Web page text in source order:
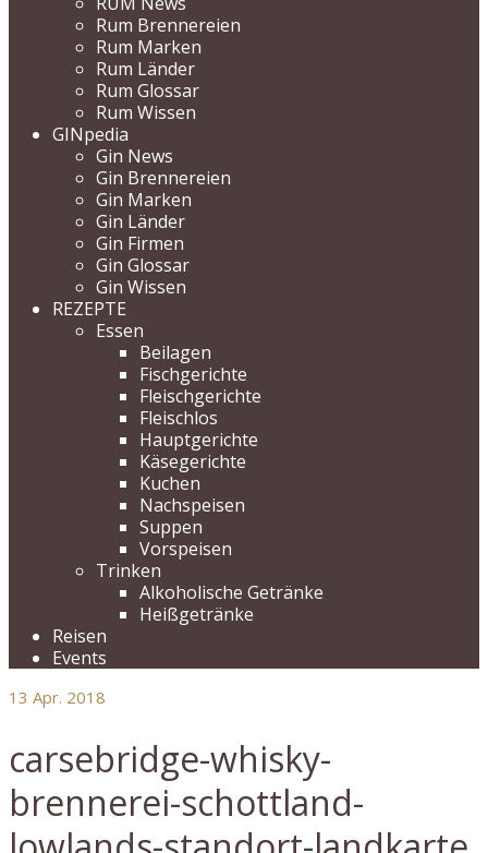
Rum Brennereien
Rum Marken
Rum Länder
Rum Glossar
Rum Wissen
GINpedia
Gin News
Gin Brennereien
Gin Marken
Gin Länder
Gin Firmen
Gin Glossar
Gin Wissen
REZEPTE
Essen
Beilagen
Fischgerichte
Fleischgerichte
Fleischlos
Hauptgerichte
Käsegerichte
Kuchen
Nachspeisen
Suppen
Vorspeisen
Trinken
Alkoholische Getränke
Heißgetränke
Reisen
Events
13 Apr. 2018
carsebridge-whisky-
brennerei-schottland-